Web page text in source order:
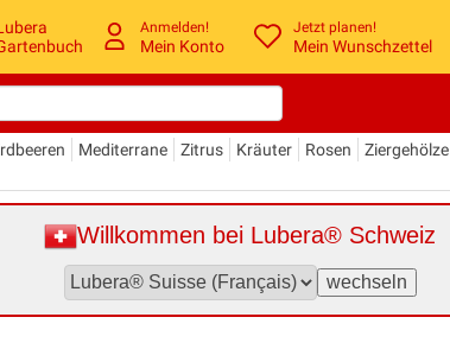
Anmelden!
Mein Konto
Jetzt planen!
Mein Wunschzettel
Mediterrane Zitrus Kräuter Rosen Ziergehölze
Willkommen bei Lubera® Schweiz